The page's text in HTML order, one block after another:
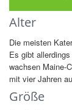
Alter
Die meisten
Es gibt
wachsen Maine-
mit vier Jahren
Größe